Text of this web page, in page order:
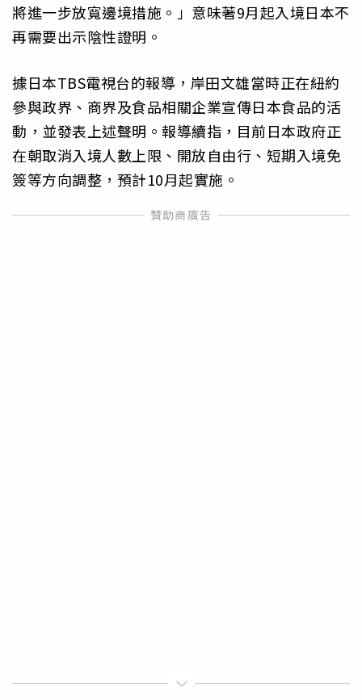
將進一步放寬邊境措施。」意味著9月起入境日本不
再需要出示陰性證明。
據日本TBS電視台的報導，岸田文雄當時正在紐約
參與政界、商界及食品相關企業宣傳日本食品的活
動，並發表上述聲明。報導續指，目前日本政府正
在朝取消入境人數上限、開放自由行、短期入境免
簽等方向調整，預計10月起實施。